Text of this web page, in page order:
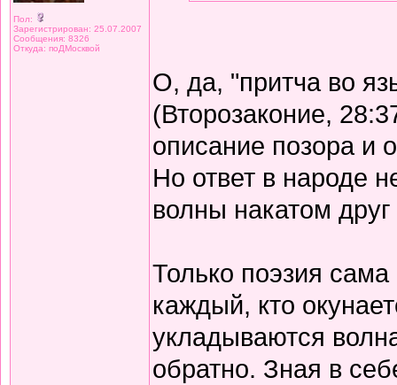
Пол:
Зарегистрирован: 25.07.2007
Сообщения: 8326
Откуда: поДМосквой
О, да, "притча во
(Второзаконие,
описание позора и
Но ответ в народе
волны накатом
Только поэзия
каждый, кто
укладываются
обратно. Зная в